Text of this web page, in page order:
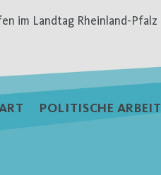
im Landtag Rheinland-Pfalz
POLITISCHE ARBEIT